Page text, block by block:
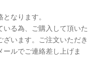
なります。
る為、ご購入して頂いた
います。ご注文いただき
ルでご連絡差し上げま